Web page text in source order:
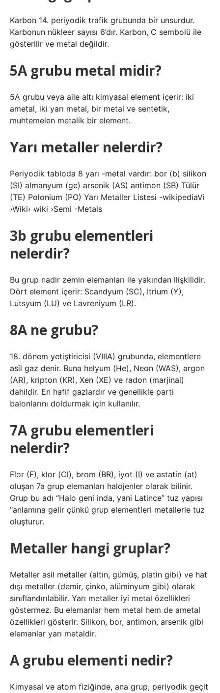
Karbon 14. periyodik trafik grubunda bir unsurdur.
Karbonun nükleer sayısı 6’dır. Karbon, C sembolü ile
gösterilir ve metal değildir.
5A grubu metal midir?
5A grubu veya aile altı kimyasal element içerir: iki
ametal, iki yarı metal, bir metal ve sentetik,
muhtemelen metalik bir element.
Yarı metaller nelerdir?
Periyodik tabloda 8 yarı -metal vardır: bor (b) silikon
(SI) almanyum (ge) arsenik (AS) antimon (SB) Tülür
(TE) Polonium (PO) Yarı Metaller Listesi -wikipediaVi
›Wiki› wiki ›Semi -Metals
3b grubu elementleri
nelerdir?
Bu grup nadir zemin elemanları ile yakından ilişkilidir.
Dört element içerir: Scandyum (SC), Itrium (Y),
Lutsyum (LU) ve Lavreniyum (LR).
8A ne grubu?
18. dönem yetiştiricisi (VIIIA) grubunda, elementlere
asil gaz denir. Buna helyum (He), Neon (WAS), argon
(AR), kripton (KR), Xen (XE) ve radon (marjinal)
dahildir. En hafif gazlardır ve genellikle parti
balonlarını doldurmak için kullanılır.
7A grubu elementleri
nelerdir?
Flor (F), klor (Cl), brom (BR), iyot (I) ve astatin (at)
oluşan 7a grup elemanları halojenler olarak bilinir.
Grup bu adı “Halo geni inda, yani Latince” tuz yapısı
“anlamına gelir çünkü grup elementleri metallerle tuz
oluşturur.
Metaller hangi gruplar?
Metaller asil metaller (altın, gümüş, platin gibi) ve hat
dışı metaller (demir, çinko, alüminyum gibi) olarak
sınıflandırılabilir. Yarı metaller iyi metal özellikleri
göstermez. Bu elemanlar hem metal hem de ametal
özellikleri gösterir. Silikon, bor, antimon, arsenik gibi
elemanlar yarı metaldir.
A grubu elementi nedir?
Kimyasal ve atom fiziğinde, ana grup, periyodik geçit